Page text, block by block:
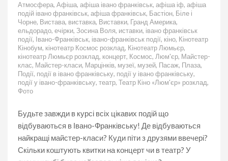
подій
на
06.02.2020
Атмосфера, Афіша, афіша івано франківськ, афіша іф, афіша
подій івано франківськ, афіша франківськ, Бастіон, Біле і
Чорне, Вистава, виставка, Виставки, Гранд Америка,
ельдорадо, ечірки, Зосина Воля, иставки, івано франківськ
події, Івано-Франківськ, івано-франківськ події, кіно, Кінотеатр
Кінобум, кінотеатр Космос розклад, Кінотеатр Люмьєр,
кінотеатр Люмьєр розклад, концерт, Космос, Люм'єр, Майстер-
клас, Майстер-класи, Марцінків, музеї, музей, Пасаж, Плаза,
Події, події в івано франківську, події у івано франківську,
події у івано-франківську, театр, Театр Кіно «Люм'єр» розклад,
Фото
Будьте завжди в курсі всіх цікавих подій що
відбуваються в Івано-Франківську! Де відбуваються
найкращі майстер-класи? Куди піти з друзями ввечері?
Скільки коштують квитки на концерт чи в театр? У